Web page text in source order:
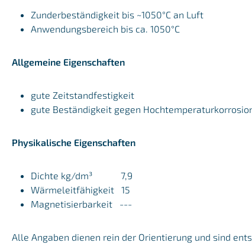
Zunderbeständigkeit bis ~1050°C an Luft
Anwendungsbereich bis ca. 1050°C
Allgemeine Eigenschaften
gute Zeitstandfestigkeit
gute Beständigkeit gegen
Physikalische Eigenschaften
Dichte kg/dm³ 7,9
Wärmeleitfähigkeit 15
Magnetisierbarkeit ---
Alle Angaben dienen rein der Orientierung und sind